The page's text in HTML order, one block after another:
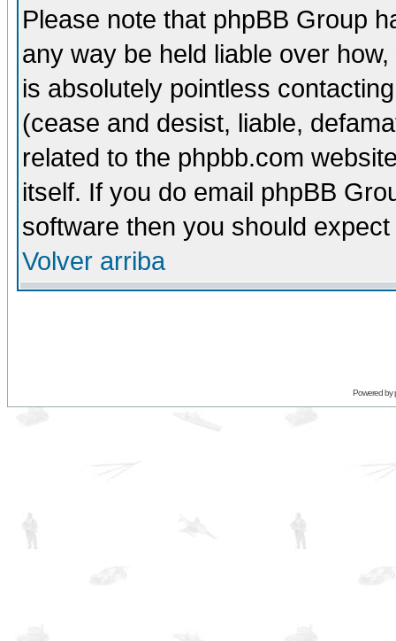
Please note that phpBB Group
any way be held liable over
is absolutely pointless
(cease and desist, liable,
related to the phpbb.com
itself. If you do email phpBB
software then you should
Volver arriba
Powered by